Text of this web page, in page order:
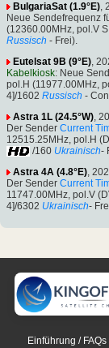
BulgariaSat (1.9°E) ,
Neue Sendefrequenz
(12360.00MHz, pol.V
Russisch - Frei).
Eutelsat 9B (9°E) ,
Kabelkiosk: Neue
pol.H (11977.00MHz,
4]/1602 Russisch -
Astra 1L (24.5°W) ,
Der Sender Current
12515.25MHz, pol.H
/160 Ukrainisch-
Astra 4A (4.8°E),
Der Sender Current
11747.00MHz, pol.V
4]/6302 Ukrainisch-
Einführung / FAQs